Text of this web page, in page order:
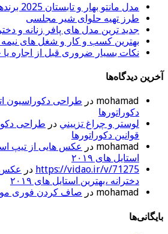
مدل مانتو بهار و تابستان 2025 برندهای ایرانی
طرز تهیه حلوای شیر مجلسی
جدید ترین مدل های پافر زنانه و
بهترین کسب و کار و شغل های
نکات بسیار ضروری قبل از اجاره یا
آخرین دیدگاه‌ها
mohamad در طراحی دکوراسیون
دکوراتورها
لوستر و چراغ تزييني در طراحی
قوانین دکوراتورها
mohamad در عکس هایی از تیپ
استایل های ۲۰۱۹
https://vidao.ir/v/71275 در عکس
دخترانه ،بهترین استایل های ۲۰۱۹
mohamad در صاف کردن فوری مو
بایگانی‌ها